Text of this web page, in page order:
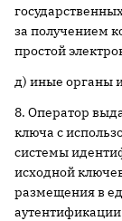
за получением
простой
д) иные органы
8. Оператор
ключа с
системы
исходной
размещения в